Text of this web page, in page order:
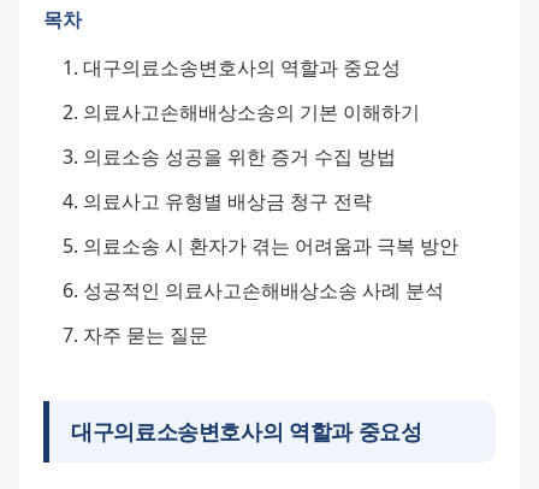
목차
대구의료소송변호사의 역할과 중요성
의료사고손해배상소송의 기본 이해하기
의료소송 성공을 위한 증거 수집 방법
의료사고 유형별 배상금 청구 전략
의료소송 시 환자가 겪는 어려움과 극복 방안
성공적인 의료사고손해배상소송 사례 분석
자주 묻는 질문
대구의료소송변호사의 역할과 중요성